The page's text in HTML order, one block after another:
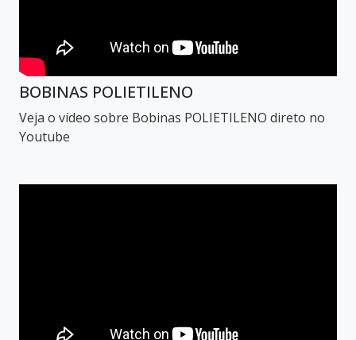
BOBINAS POLIETILENO
Veja o vídeo sobre Bobinas POLIETILENO direto no
Youtube